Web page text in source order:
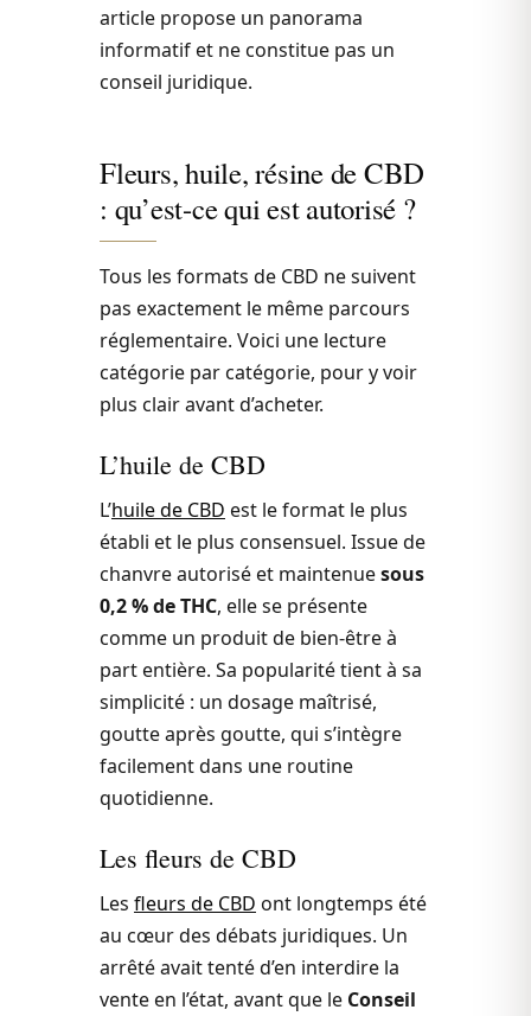
article propose un panorama
informatif et ne constitue pas un
conseil juridique.
Fleurs, huile, résine de CBD
: qu’est-ce qui est autorisé ?
Tous les formats de CBD ne suivent
pas exactement le même parcours
réglementaire. Voici une lecture
catégorie par catégorie, pour y voir
plus clair avant d’acheter.
L’huile de CBD
L’huile de CBD est le format le plus
établi et le plus consensuel. Issue de
chanvre autorisé et maintenuesous
0,2 % de THC, elle se présente
comme un produit de bien-être à
part entière. Sa popularité tient à sa
simplicité : un dosage maîtrisé,
goutte après goutte, qui s’intègre
facilement dans une routine
quotidienne.
Les fleurs de CBD
Les fleurs de CBD ont longtemps été
au cœur des débats juridiques. Un
arrêté avait tenté d’en interdire la
vente en l’état, avant que le Conseil